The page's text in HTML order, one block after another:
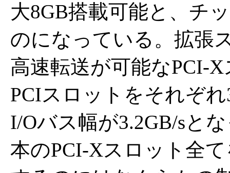
大8GB搭載可能と、チ
のになっている。拡張
高速転送が可能なPCI-
PCIスロットをそれぞ
I/Oバス幅が3.2GB/sと
本のPCI-Xスロット全